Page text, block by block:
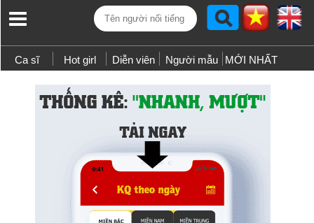
Ca sĩ Hot girl Diễn viên Người mẫu MỚI NHẤT